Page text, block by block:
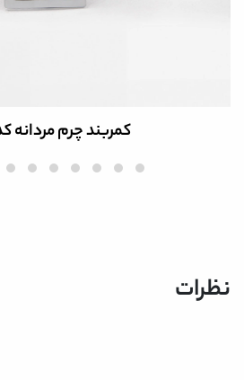
کمربند چرم مردانه کد 4024
نظرات